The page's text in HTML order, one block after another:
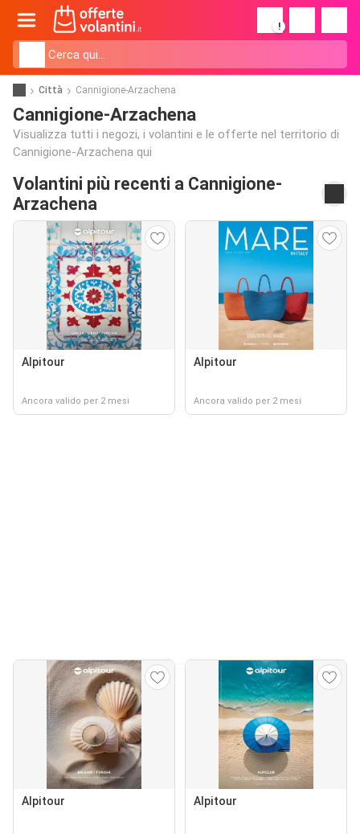
!
Città Cannigione-Arzachena
Cannigione-Arzachena
Visualizza tutti i negozi, i volantini e le offerte nel territorio di
Cannigione-Arzachena qui
Volantini più recenti a Cannigione-
Arzachena
Alpitour
Ancora valido per 2 mesi
Alpitour
Ancora valido per 2 mesi
Alpitour Alpitour